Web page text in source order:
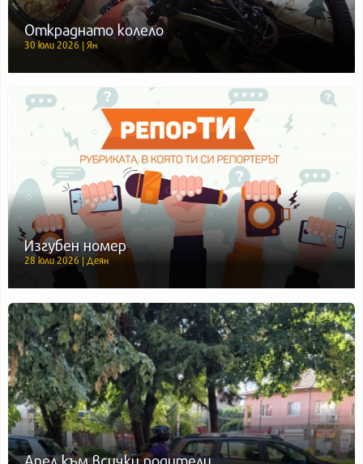
Откраднато колело
30 юли 2026 | Ян
Изгубен номер
28 юли 2026 | Деян
Апел към всички родители